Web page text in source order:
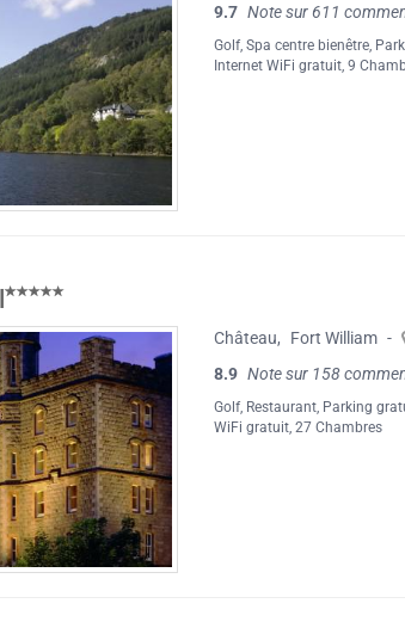
9.7 Note sur 611
Golf ,Spa centre bienêtre
Internet WiFi gratuit , 9
Château, Fort William -
8.9 Note sur 158
Golf, Restaurant, Parking
WiFi gratuit, 27 Chambres